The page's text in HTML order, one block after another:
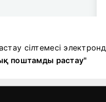
сілтемесі
поштамды растау"